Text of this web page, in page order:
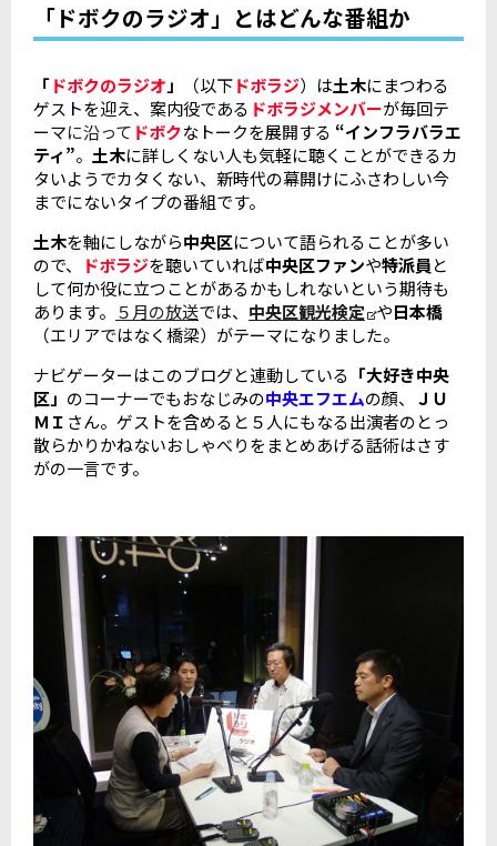
「ドボクのラジオ」とはどんな番組か
「ドボクのラジオ 」 （以下ドボラジ）は土木にまつわる
ゲストを迎え、案内役である ドボラジメンバーが毎回テ
ーマに沿って ドボクなトークを展開する “インフラバラエ
ティ”。 土木に詳しくない人も気軽に聴くことができるカ
タいようでカタくない、新時代の幕開けにふさわしい今
までにないタイプの番組です。
土木を軸にしながら中央区について語られることが多い
ので、
ドボラジを聴いていれば中央区ファンや特派員と
して何か役に立つことがあるかもしれないという期待も
あります。 ５月の放送では、 中央区観光検定 や日本橋
（エリアではなく橋梁）がテーマになりました。
ナビゲーターはこのブログと連動している 「大好き中央
区」 のコーナーでもおなじみの中央エフエムの顔、
ＪＵ
ＭＩ さん。ゲストを含めると５人にもなる出演者のとっ
散らかりかねないおしゃべりをまとめあげる話術はさす
がの一言です。